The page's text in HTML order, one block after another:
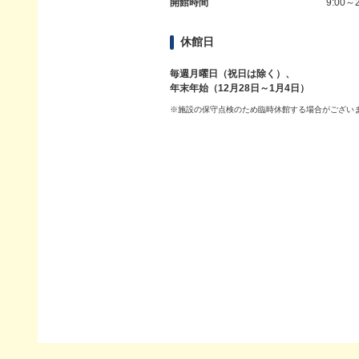
開館時間 9:00～
休館日
毎週月曜日（祝日は除く）、
年末年始（12月28日～1月4日）
※施設の保守点検のため臨時休館する場合がござい